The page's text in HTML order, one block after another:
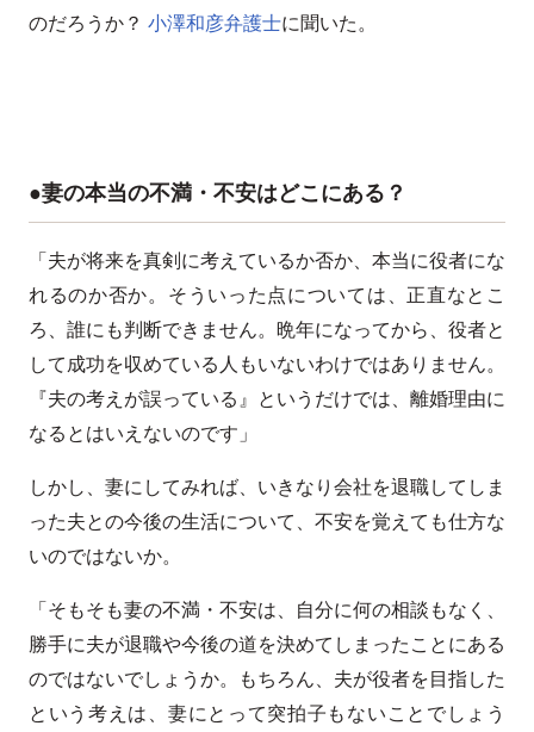
のだろうか？ 小澤和彦弁護士に聞いた。
●妻の本当の不満・不安はどこにある？
「夫が将来を真剣に考えているか否か、本当に役者にな
れるのか否か。そういった点については、正直なとこ
ろ、誰にも判断できません。晩年になってから、役者と
して成功を収めている人もいないわけではありません。
『夫の考えが誤っている』というだけでは、離婚理由に
なるとはいえないのです」
しかし、妻にしてみれば、いきなり会社を退職してしま
った夫との今後の生活について、不安を覚えても仕方な
いのではないか。
「そもそも妻の不満・不安は、自分に何の相談もなく、
勝手に夫が退職や今後の道を決めてしまったことにある
のではないでしょうか。もちろん、夫が役者を目指した
という考えは、妻にとって突拍子もないことでしょう